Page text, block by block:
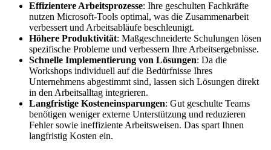
Effizientere Arbeitsprozesse: Ihre geschulten Fachkräfte
nutzen Microsoft-Tools optimal, was die Zusammenarbeit
verbessert und Arbeitsabläufe beschleunigt.
Höhere Produktivität: Maßgeschneiderte Schulungen lösen
spezifische Probleme und verbessern Ihre Arbeitsergebnisse.
Schnelle Implementierung von Lösungen: Da die
Workshops individuell auf die Bedürfnisse Ihres
Unternehmens abgestimmt sind, lassen sich Lösungen direkt
in den Arbeitsalltag integrieren.
Langfristige Kosteneinsparungen: Gut geschulte Teams
benötigen weniger externe Unterstützung und reduzieren
Fehler sowie ineffiziente Arbeitsweisen. Das spart Ihnen
langfristig Kosten ein.